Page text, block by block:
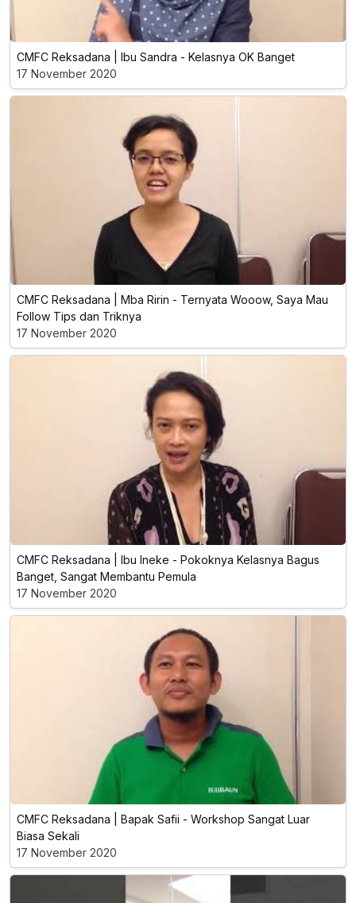
CMFC Reksadana | Ibu Sandra - Kelasnya OK Banget
17 November 2020
CMFC Reksadana | Mba Ririn - Ternyata Wooow, Saya Mau
Follow Tips dan Triknya
17 November 2020
CMFC Reksadana | Ibu Ineke - Pokoknya Kelasnya Bagus
Banget, Sangat Membantu Pemula
17 November 2020
CMFC Reksadana | Bapak Safii - Workshop Sangat Luar
Biasa Sekali
17 November 2020